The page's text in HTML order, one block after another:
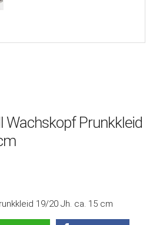
Wachskopf Prunkkleid
19/20 Jh. ca. 15 cm